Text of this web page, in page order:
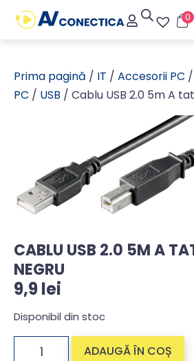
0
Prima pagină / IT / Accesorii PC /
PC / USB / Cablu USB 2.0 5m A
CABLU USB 2.0 5M A
NEGRU
9,9lei
Disponibil din stoc
ADAUGĂ ÎN COȘ